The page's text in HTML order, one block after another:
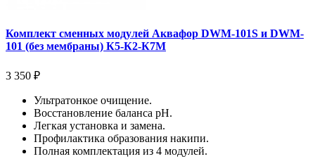
Комплект сменных модулей Аквафор DWM-101S и DWM-
101 (без мембраны) К5-К2-К7М
3 350 ₽
Ультратонкое очищение.
Восстановление баланса pH.
Легкая установка и замена.
Профилактика образования накипи.
Полная комплектация из 4 модулей.